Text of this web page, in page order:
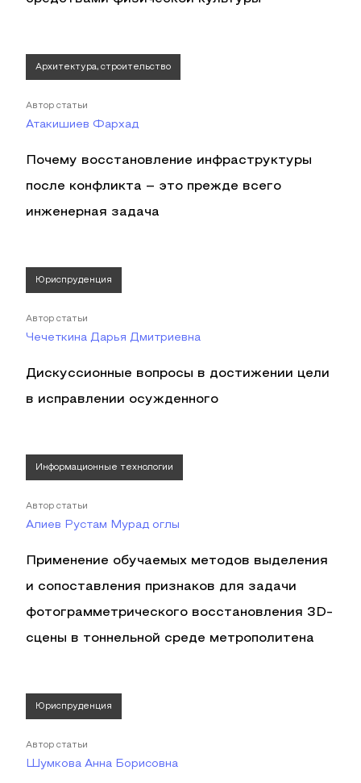
Архитектура, строительство
Автор статьи
Атакишиев Фархад
Почему восстановление инфраструктуры
после конфликта – это прежде всего
инженерная задача
Юриспруденция
Автор статьи
Чечеткина Дарья Дмитриевна
Дискуссионные вопросы в достижении цели
в исправлении осужденного
Информационные технологии
Автор статьи
Алиев Рустам Мурад оглы
Применение обучаемых методов выделения
и сопоставления признаков для задачи
фотограмметрического восстановления 3D-
сцены в тоннельной среде метрополитена
Юриспруденция
Автор статьи
Шумкова Анна Борисовна